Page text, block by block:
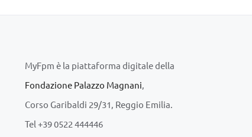
MyFpm è la piattaforma digitale della
Fondazione Palazzo Magnani
Corso Garibaldi 29/31, Reggio Emilia.
Tel +39 0522 444446